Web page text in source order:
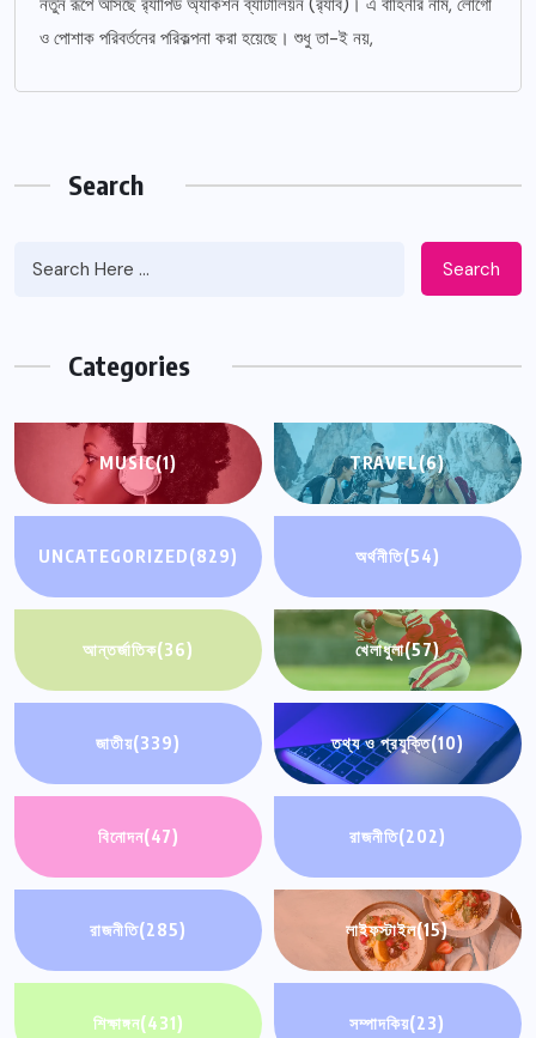
নতুন রূপে আসছে র‌্যাপিড অ্যাকশন ব্যাটালিয়ন (র‌্যাব)। এ বাহিনীর নাম, লোগো
ও পোশাক পরিবর্তনের পরিকল্পনা করা হয়েছে। শুধু তা-ই নয়,
Search
Search
Categories
MUSIC(1) TRAVEL(6)
UNCATEGORIZED(829) অর্থনীতি(54)
আন্তর্জাতিক(36) খেলাধুলা(57)
জাতীয়(339) তথ্য ও প্রযুক্তি(10)
বিনোদন(47) রাজনীতি(202)
রাজনীতি(285) লাইফস্টাইল(15)
শিক্ষাঙ্গন(431) সম্পাদকিয়(23)